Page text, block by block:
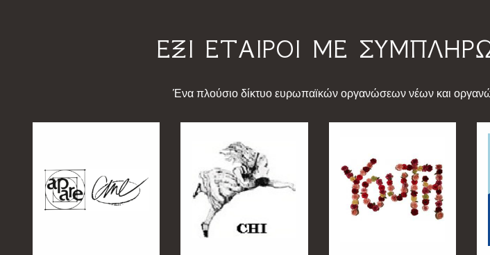
ΕΞΙ ΕΤΑΙΡΟΙ ΜΕ
Ένα πλούσιο δίκτυο ευρωπαϊκών οργανώσεων νέων και